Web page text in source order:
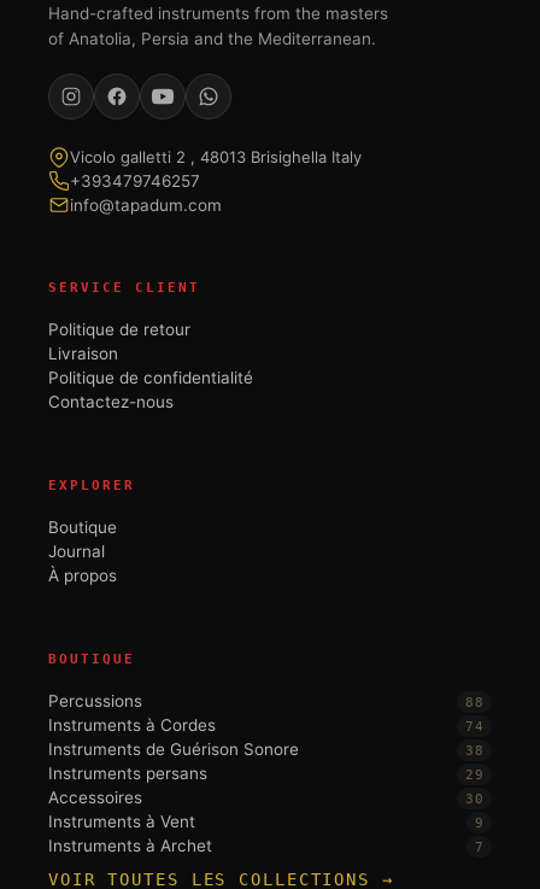
Hand-crafted instruments from the masters
of Anatolia, Persia and the Mediterranean.
Vicolo galletti 2 , 48013 Brisighella Italy
+393479746257
info@tapadum.com
SERVICE CLIENT
Politique de retour
Livraison
Politique de confidentialité
Contactez-nous
EXPLORER
Boutique
Journal
À propos
BOUTIQUE
Percussions 88
Instruments à Cordes 74
Instruments de Guérison Sonore 38
Instruments persans 29
Accessoires 30
Instruments à Vent 9
Instruments à Archet 7
VOIR TOUTES LES COLLECTIONS →